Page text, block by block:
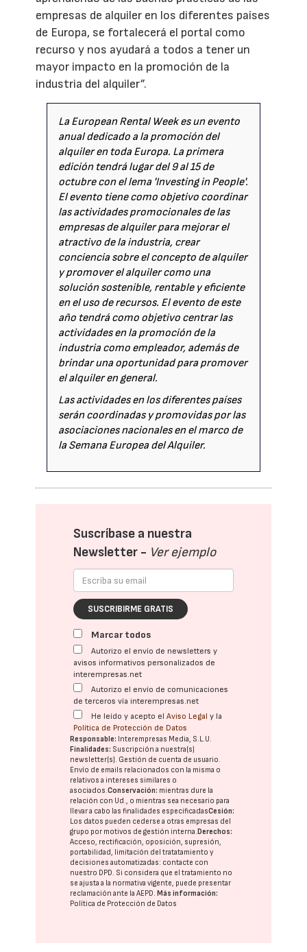
empresas de alquiler en los diferentes países
de Europa, se fortalecerá el portal como
recurso y nos ayudará a todos a tener un
mayor impacto en la promoción de la
industria del alquiler”.
La European Rental Week es un evento
anual dedicado a la promoción del
alquiler en toda Europa. La primera
edición tendrá lugar del 9 al 15 de
octubre con el lema 'Investing in People'.
El evento tiene como objetivo coordinar
las actividades promocionales de las
empresas de alquiler para mejorar el
atractivo de la industria, crear
conciencia sobre el concepto de alquiler
y promover el alquiler como una
solución sostenible, rentable y eficiente
en el uso de recursos. El evento de este
año tendrá como objetivo centrar las
actividades en la promoción de la
industria como empleador, además de
brindar una oportunidad para promover
el alquiler en general.
Las actividades en los diferentes países
serán coordinadas y promovidas por las
asociaciones nacionales en el marco de
la Semana Europea del Alquiler.
Suscríbase a nuestra
Newsletter - Ver ejemplo
SUSCRIBIRME GRATIS
Marcar todos
Autorizo el envío de newsletters y
avisos informativos personalizados de
interempresas.net
Autorizo el envío de comunicaciones
de terceros vía interempresas.net
He leído y acepto elAviso Legal y la
Política de Protección de Datos
Responsable: Interempresas Media, S.L.U.
Finalidades: Suscripción a nuestra(s)
newsletter(s). Gestión de cuenta de usuario.
Envío de emails relacionados con la misma o
relativos a intereses similares o
asociados.Conservación: mientras dure la
relación con Ud., o mientras sea necesario para
llevar a cabo las finalidades especificadasCesión:
Los datos pueden cederse a otras empresas del
grupo por motivos de gestión interna. Derechos:
Acceso, rectificación, oposición, supresión,
portabilidad, limitación del tratatamiento y
decisiones automatizadas: contacte con
nuestro DPD. Si considera que el tratamiento no
se ajusta a la normativa vigente, puede presentar
reclamación ante laAEPD. Más información:
Política de Protección de Datos